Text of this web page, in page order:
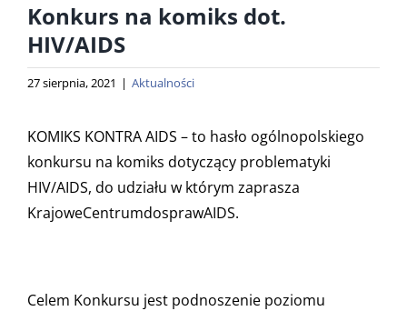
Konkurs na komiks dot.
HIV/AIDS
27 sierpnia, 2021 | Aktualności
KOMIKS KONTRA AIDS – to hasło ogólnopolskiego
konkursu na komiks dotyczący problematyki
HIV/AIDS, do udziału w którym zaprasza
KrajoweCentrumdosprawAIDS.
Celem Konkursu jest podnoszenie poziomu